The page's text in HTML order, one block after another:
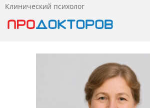
Клинический психолог